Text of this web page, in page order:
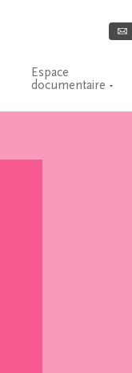
Espace
documentaire